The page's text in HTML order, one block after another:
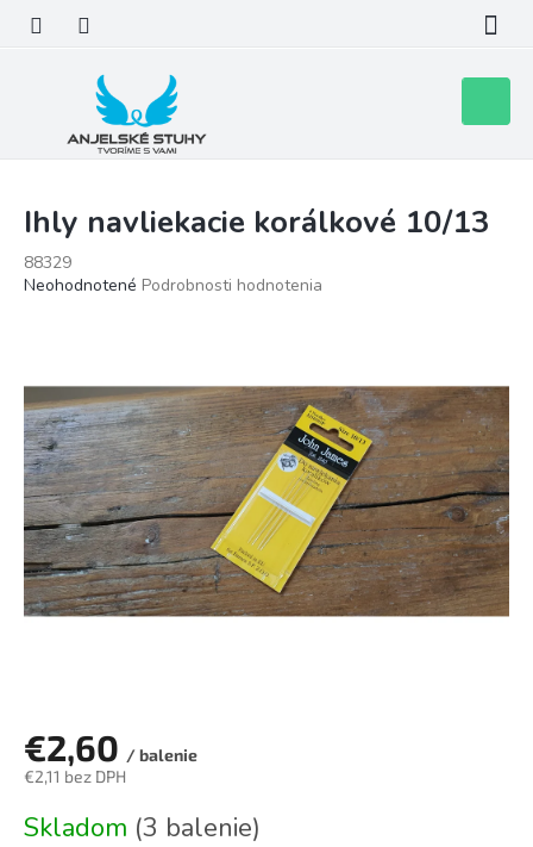
obsah
košík
Ihly navliekacie korálkové 10/13
88329
Priemerné
z
5
hviezdičiek.
Neohodnotené Podrobnosti hodnotenia
€2,60 / balenie
€2,11 bez DPH
cena:
Skladom (3 balenie)